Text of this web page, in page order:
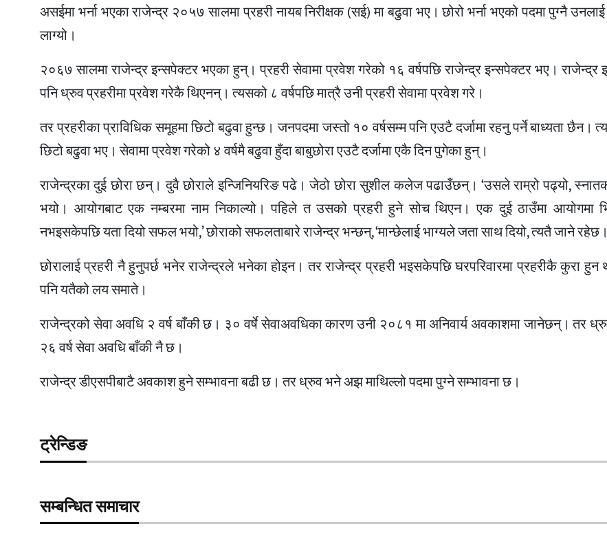
असईमा भर्ना भएका राजेन्द्र २०५७ सालमा प्रहरी नायब निरीक्षक (सई) मा बढुवा भए। छोरो भर्ना भएको पदमा पुग्नै
लाग्यो।
२०६७ सालमा राजेन्द्र इन्सपेक्टर भएका हुन्। प्रहरी सेवामा प्रवेश गरेको १६ वर्षपछि राजेन्द्र इन्सपेक्टर भए। राजेन्द्र
पनि ध्रुव प्रहरीमा प्रवेश गरेकै थिएनन्। त्यसको ८ वर्षपछि मात्रै उनी प्रहरी सेवामा प्रवेश गरे।
तर प्रहरीका प्राविधिक समूहमा छिटो बढुवा हुन्छ। जनपदमा जस्तो १० वर्षसम्म पनि एउटै दर्जामा रहनु पर्ने बाध्यता छैन।
छिटो बढुवा भए। सेवामा प्रवेश गरेको ४ वर्षमै बढुवा हुँदा बाबुछोरा एउटै दर्जामा एकै दिन पुगेका हुन्।
राजेन्द्रका दुई छोरा छन्। दुवै छोराले इन्जिनियरिङ पढे। जेठो छोरा सुशील कलेज पढाउँछन्। ‘उसले राम्रो पढ्यो,
भयो। आयोगबाट एक नम्बरमा नाम निकाल्यो। पहिले त उसको प्रहरी हुने सोच थिएन। एक दुई ठाउँमा आयोगमा
नभइसकेपछि यता दियो सफल भयो,’ छोराको सफलताबारे राजेन्द्र भन्छन्, ‘मान्छेलाई भाग्यले जता साथ दियो, त्यतै जाने
छोरालाई प्रहरी नै हुनुपर्छ भनेर राजेन्द्रले भनेका होइन। तर राजेन्द्र प्रहरी भइसकेपछि घरपरिवारमा प्रहरीकै कुरा
पनि यतैको लय समाते।
राजेन्द्रको सेवा अवधि २ वर्ष बाँकी छ। ३० वर्षे सेवाअवधिका कारण उनी २०८१ मा अनिवार्य अवकाशमा जानेछन्। तर
२६ वर्ष सेवा अवधि बाँकी नै छ।
राजेन्द्र डीएसपीबाटै अवकाश हुने सम्भावना बढी छ। तर ध्रुव भने अझ माथिल्लो पदमा पुग्ने सम्भावना छ।
ट्रेन्डिङ
सम्बन्धित समाचार